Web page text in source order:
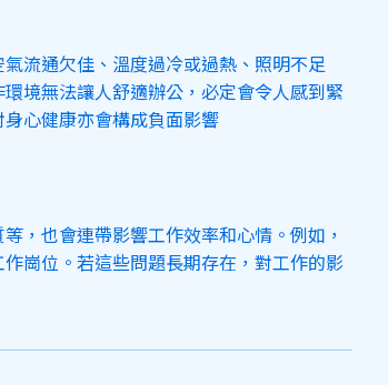
流通欠佳、溫度過冷或過熱、照明不足
境無法讓人舒適辦公，必定會令人感到緊
心健康亦會構成負面影響
，也會連帶影響工作效率和心情。例如，
崗位。若這些問題長期存在，對工作的影